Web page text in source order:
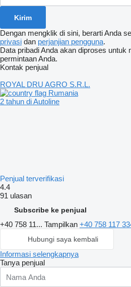
Dengan mengklik di sini, berarti Anda
privasi dan perjanjian pengguna.
Data pribadi Anda akan diproses untuk
permintaan Anda.
Kontak penjual
ROYAL DRU AGRO S.R.L.
Rumania
2 tahun di Autoline
Penjual terverifikasi
4.4
91 ulasan
Subscribe ke penjual
+40 758 11... Tampilkan +40 758 117
Hubungi saya kembali
Informasi selengkapnya
Tanya penjual